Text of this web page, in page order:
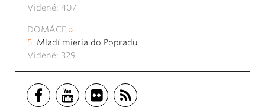
Videné: 407
DOMÁCE
Mladí mieria do Popradu
Videné: 329